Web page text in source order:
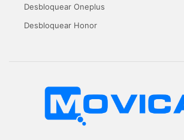
Desbloquear Oneplus
Desbloquear Honor